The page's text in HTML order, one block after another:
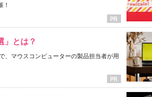
！
」とは？
、マウスコンピューターの製品担当者が用